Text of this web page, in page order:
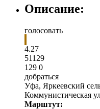
Описание:
голосовать
4.27
51129
129 0
добраться
Уфа, Яркеевский
Коммунистическая
Марштут: